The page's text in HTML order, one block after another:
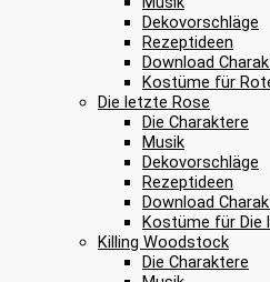
Dekovorschläge
Rezeptideen
Download
Kostüme für
Die letzte Rose
Die Charaktere
Musik
Dekovorschläge
Rezeptideen
Download
Kostüme für Die
Killing Woodstock
Die Charaktere